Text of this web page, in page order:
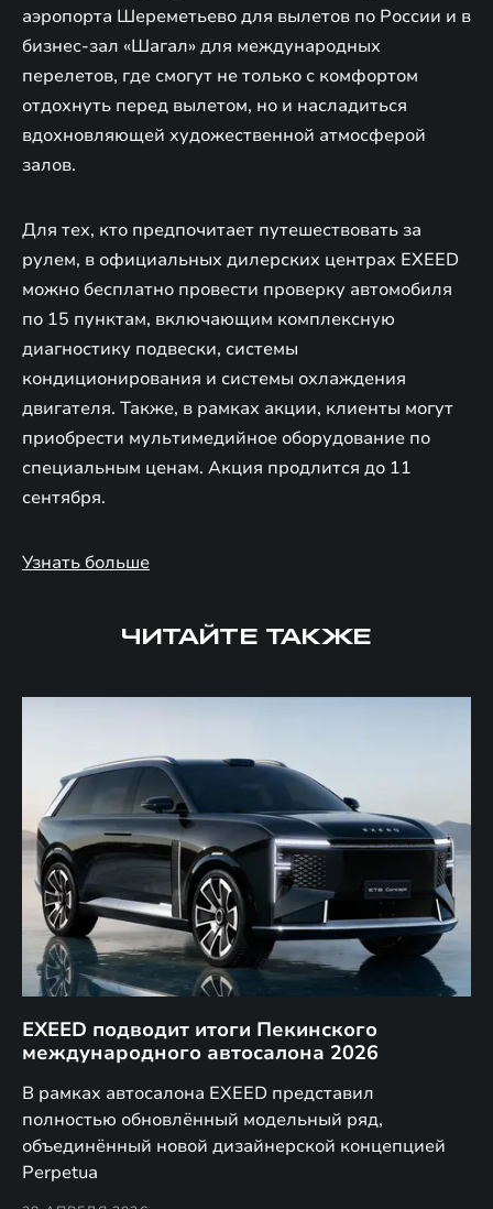
аэропорта Шереметьево для вылетов по России и в
бизнес-зал «Шагал» для международных
перелетов, где смогут не только с комфортом
отдохнуть перед вылетом, но и насладиться
вдохновляющей художественной атмосферой
залов.
Для тех, кто предпочитает путешествовать за
рулем, в официальных дилерских центрах EXEED
можно бесплатно провести проверку автомобиля
по 15 пунктам, включающим комплексную
диагностику подвески, системы
кондиционирования и системы охлаждения
двигателя. Также, в рамках акции, клиенты могут
приобрести мультимедийное оборудование по
специальным ценам. Акция продлится до 11
сентября.
Узнать больше
ЧИТАЙТЕ ТАКЖЕ
EXEED подводит итоги Пекинского
международного автосалона 2026
В рамках автосалона EXEED представил
полностью обновлённый модельный ряд,
объединённый новой дизайнерской концепцией
Perpetua